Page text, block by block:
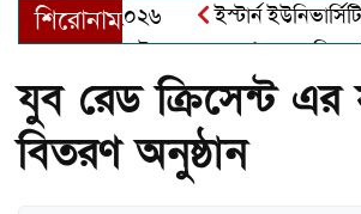
শিরোনাম
ইস্টার্ন
খালেক এর ইন্তেকাল
আত্মশুদ্ধি অর্জন
যুব রেড ক্রিসেন্ট
বিতরণ অনুষ্ঠান